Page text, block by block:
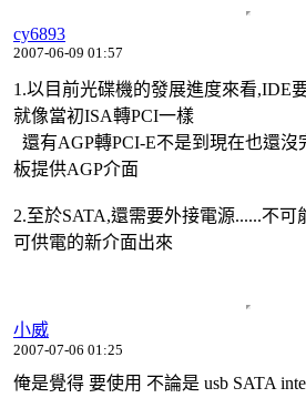
cy6893
2007-06-09 01:57
1.以目前光碟機的發展進度來看,IDE
就像當初ISA轉PCI一樣
還有AGP轉PCI-E不是到現在也還沒
板提供AGP介面
2.至於SATA,還需要外接電源......不可
可供電的新介面出來
小威
2007-07-06 01:25
俺是覺得 要使用 不論是 usb SATA